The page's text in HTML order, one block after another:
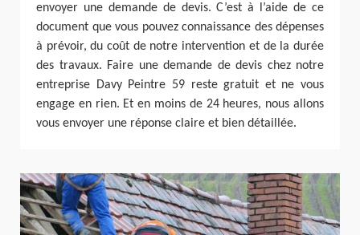
envoyer une demande de devis. C’est à l’aide de ce
document que vous pouvez connaissance des dépenses
à prévoir, du coût de notre intervention et de la durée
des travaux. Faire une demande de devis chez notre
entreprise Davy Peintre 59 reste gratuit et ne vous
engage en rien. Et en moins de 24 heures, nous allons
vous envoyer une réponse claire et bien détaillée.